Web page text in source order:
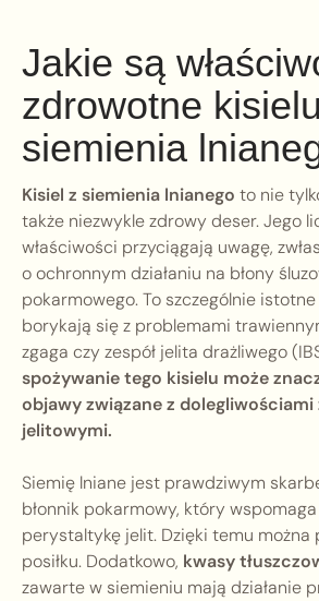
Jakie są
zdrowotne
siemienia
Kisiel z siemienia lnianego to nie
także niezwykle zdrowy deser. Jego
właściwości przyciągają uwagę,
o ochronnym działaniu na błony
pokarmowego. To szczególnie
borykają się z problemami
zgaga czy zespół jelita drażliwego
spożywanie tego kisielu może
objawy związane z dolegliwościami
jelitowymi.
Siemię lniane jest prawdziwym
błonnik pokarmowy, który
perystaltykę jelit. Dzięki temu
posiłku. Dodatkowo, kwasy
zawarte w siemieniu mają działanie